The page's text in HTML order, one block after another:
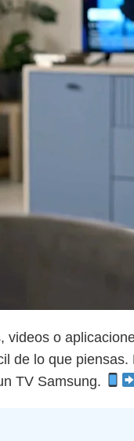
videos o
de lo que
TV Samsung.